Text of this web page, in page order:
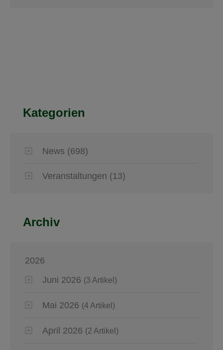
Kategorien
News (698)
Veranstaltungen (13)
Archiv
2026
Juni 2026 (3 Artikel)
Mai 2026 (4 Artikel)
April 2026 (2 Artikel)